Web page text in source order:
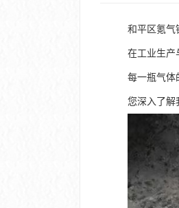
和平区氪气
在工业生产
每一瓶气体
您深入了解